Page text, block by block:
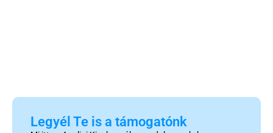
Legyél Te is a támogatónk